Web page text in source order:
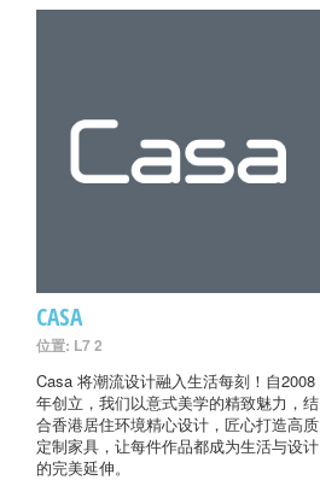
CASA
位置: L7 2
Casa 将潮流设计融入生活每刻！自2008
年创立，我们以意式美学的精致魅力，结
合香港居住环境精心设计，匠心打造高质
定制家具，让每件作品都成为生活与设计
的完美延伸。